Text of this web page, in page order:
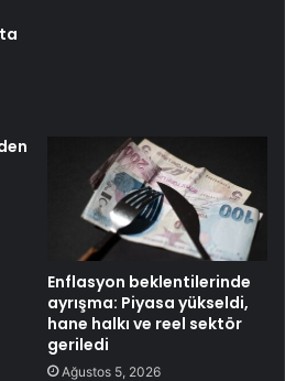
Enflasyon beklentilerinde
ayrışma: Piyasa yükseldi,
hane halkı ve reel sektör
geriledi
Ağustos 5, 2026